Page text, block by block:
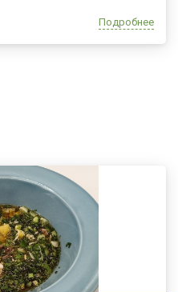
Подробнее